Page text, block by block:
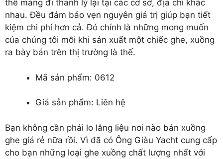
thể mang đi thanh lý lại tại các cơ sở, địa chỉ khác
nhau. Đều đảm bảo vẹn nguyên giá trị giúp bạn tiết
kiệm chi phí hơn cả. Đó chính là những mong muốn
của chúng tôi mỗi khi sản xuất một chiếc ghe, xuồng
ra bày bán trên thị trường là thế.
Mã sản phẩm: 0612
Giá sản phẩm: Liên hệ
Bạn không cần phải lo lắng liệu nơi nào bán xuồng
ghe giá rẻ nữa rồi. Vì đã có Ông Giàu Yacht cung cấp
cho bạn những loại ghe xuồng chất lượng nhất với